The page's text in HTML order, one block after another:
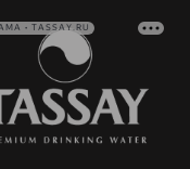
• TASSAY.RU